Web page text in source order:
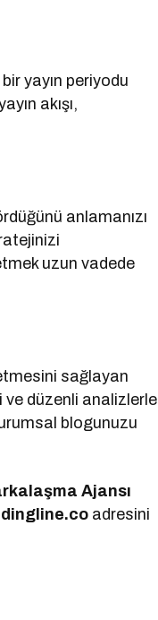
yayın periyodu
akışı,
anlamanızı
uzun vadede
sağlayan
düzenli analizlerle
blogunuzu
Ajansı
adresini